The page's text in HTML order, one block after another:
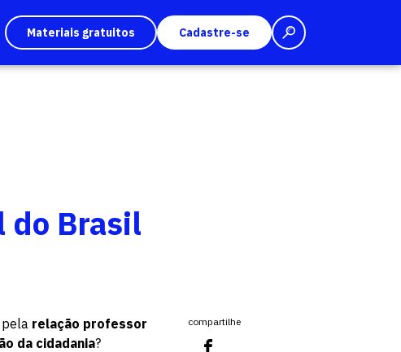
Materiais gratuitos Cadastre-se
do Brasil
pela relação professor
da cidadania?
compartilhe